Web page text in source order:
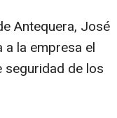
Antequera, José
a la empresa el
seguridad de los